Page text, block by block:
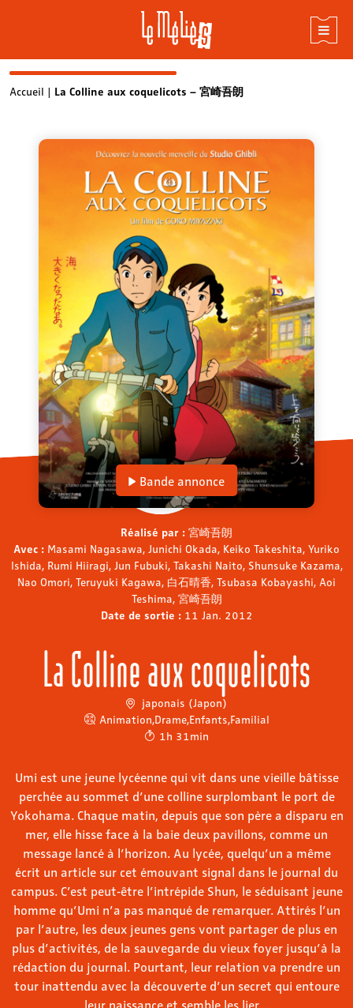
SkipAccueil | La Colline aux coquelicots – 宮崎吾朗
Bande annonce
Réalisé par : 宮崎吾朗
Avec : Masami Nagasawa, Junichi Okada, Keiko Takeshita, Yuriko
Ishida, Rumi Hiiragi, Jun Fubuki, Takashi Naito, Shunsuke Kazama,
Nao Omori, Teruyuki Kagawa, 白石晴香, Tsubasa Kobayashi, Aoi
Teshima, 宮崎吾朗
Date de sortie : 11 Jan. 2012
La Colline aux coquelicots
japonais (Japon)
Animation,Drame,Enfants,Familial
1h 31min
Umi est une jeune lycéenne qui vit dans une vieille bâtisse
perchée au sommet d’une colline surplombant le port de
Yokohama. Chaque matin, depuis que son père a disparu en
mer, elle hisse face à la baie deux pavillons, comme un
message lancé à l’horizon. Au lycée, quelqu’un a même
écrit un article sur cet émouvant signal dans le journal du
campus. C’est peut‐être l’intrépide Shun, le séduisant jeune
homme qu’Umi n’a pas manqué de remarquer. Attirés l’un
par l’autre, les deux jeunes gens vont partager de plus en
plus d’activités, de la sauvegarde du vieux foyer jusqu’à la
rédaction du journal. Pourtant, leur relation va prendre un
tour inattendu avec la découverte d’un secret qui entoure
leur naissance et semble les lier…